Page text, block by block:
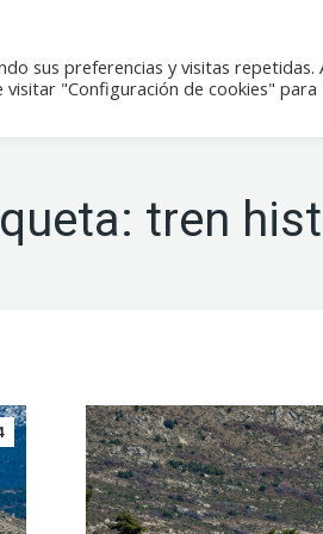
Tienda Contacto
tren
sus preferencias y visitas repetidas.
visitar "Configuración de cookies" para